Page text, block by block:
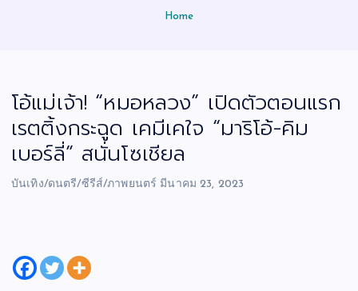
Home
โอ้แม่เจ้า! “หมอหลวง” เปิดตัวตอนแรก
เรตติ้งกระฉูด เคมีเคใจ “มาริโอ้-คิม
เบอร์ลี่” สนั่นโซเชียล
บันเทิง/ดนตรี/ซีรีส์/ภาพยนตร์ มีนาคม 23, 2023